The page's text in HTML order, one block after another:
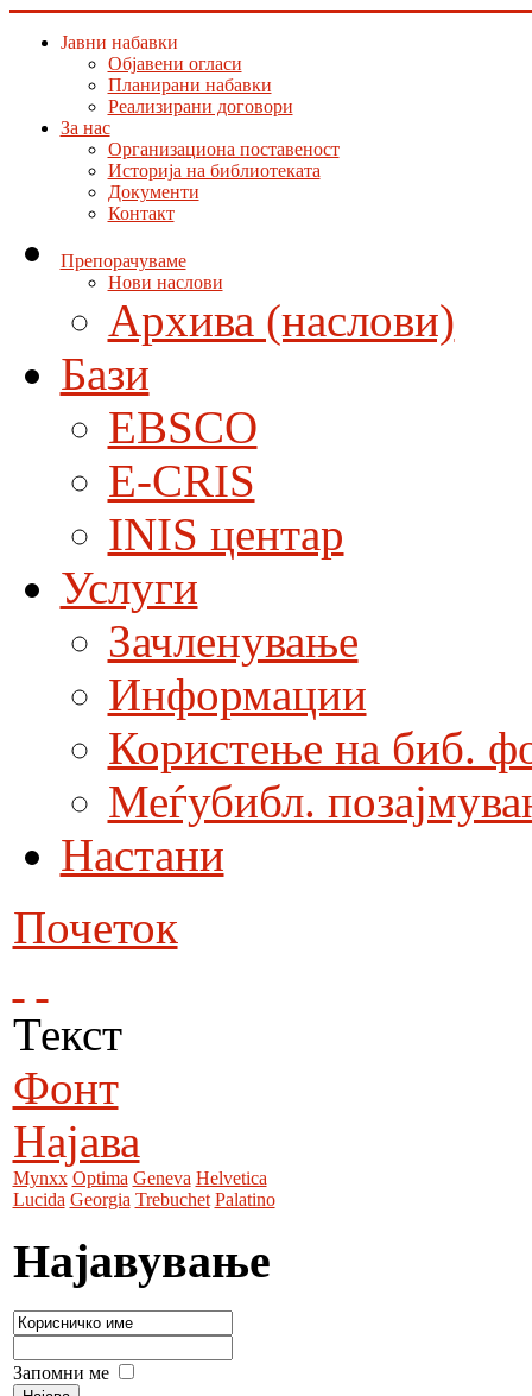
Јавни набавки
Објавени огласи
Планирани набавки
Реализирани договори
За нас
Организациона поставеност
Историја на библиотеката
Документи
Контакт
Препорачуваме
Нови наслови
Архива (наслови)
Бази
EBSCO
E-CRIS
INIS центар
Услуги
Зачленување
Информации
Користење на биб.
Меѓубибл.
Настани
Почеток
Текст
Фонт
Најава
Mynxx Optima Geneva Helvetica
Lucida Georgia Trebuchet Palatino
Најавување
Запомни ме